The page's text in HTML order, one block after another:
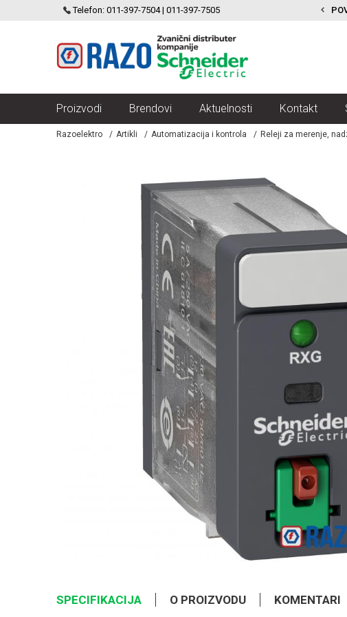
Telefon: 011-397-7504 | 011-397-7505
ELECTRIC VELIKI IZBOR MODULARNIH PREKIDACA I UTICNICA
Proizvodi Brendovi Aktuelnosti Kontakt
Razoelektro Artikli Automatizacija i kontrola Releji za merenje,
SPECIFIKACIJA O PROIZVODU KOMENTARI